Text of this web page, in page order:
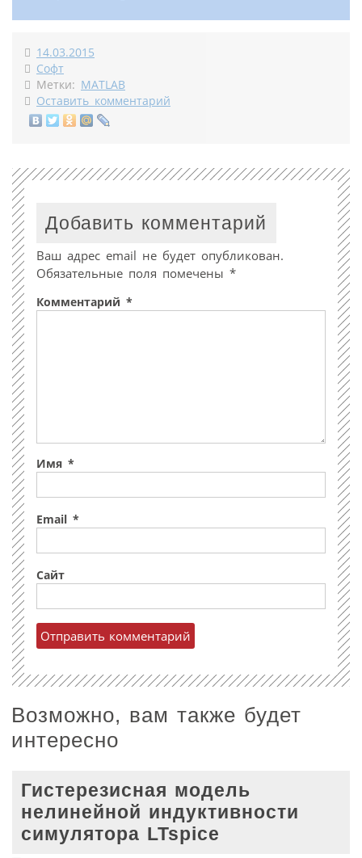
14.03.2015
Софт
Метки: MATLAB
Оставить комментарий
Добавить комментарий
Ваш адрес email не будет опубликован.
Обязательные поля помечены *
Комментарий *
Имя *
Email *
Сайт
Возможно, вам также будет
интересно
Гистерезисная модель
нелинейной индуктивности
симулятора LTspice